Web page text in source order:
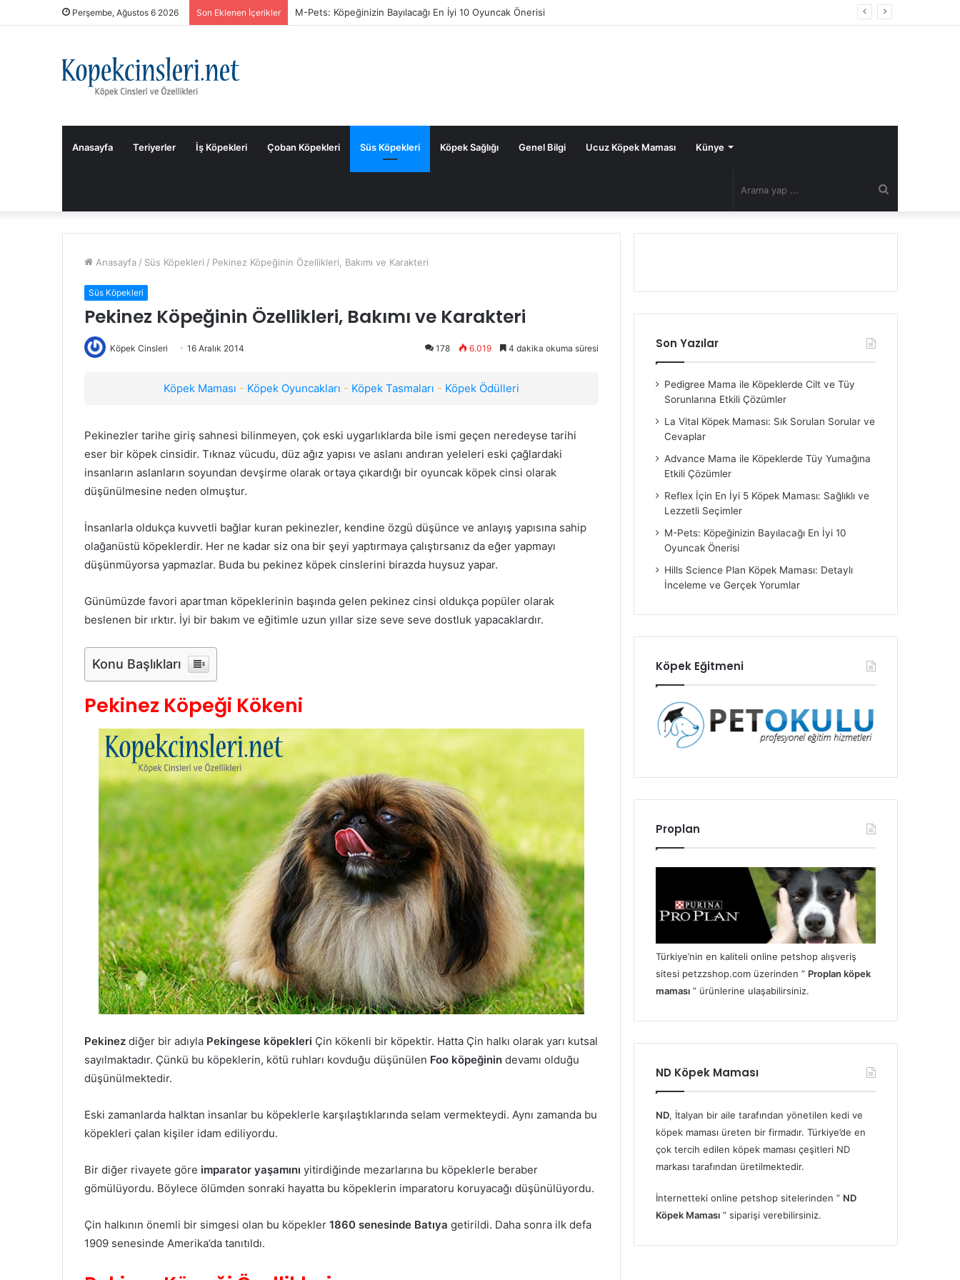
Perşembe, Ağustos 6 2026 Son Eklenen İçerikler Hills Science Plan Köpek Maması: Detaylı İnceleme ve Gerçek Yorumlar
Anasayfa Teriyerler İş Köpekleri Çoban Köpekleri Süs Köpekleri Köpek Sağlığı Genel Bilgi Ucuz Köpek Maması Künye
yap
Anasayfa / Süs Köpekleri / Pekinez Köpeğinin Özellikleri, Bakımı ve Karakteri
Süs Köpekleri
Pekinez Köpeğinin Özellikleri, Bakımı ve Karakteri
Köpek Cinsleri 16 Aralık 2014 178 6.019 4 dakika okuma süresi
Köpek Maması - Köpek Oyuncakları - Köpek Tasmaları - Köpek Ödülleri
Pekinezler tarihe giriş sahnesi bilinmeyen, çok eski uygarlıklarda bile ismi geçen neredeyse tarihi
eser bir köpek cinsidir. Tıknaz vücudu, düz ağız yapısı ve aslanı andıran yeleleri eski çağlardaki
insanların aslanların soyundan devşirme olarak ortaya çıkardığı bir oyuncak köpek cinsi olarak
düşünülmesine neden olmuştur.
İnsanlarla oldukça kuvvetli bağlar kuran pekinezler, kendine özgü düşünce ve anlayış yapısına sahip
olağanüstü köpeklerdir. Her ne kadar siz ona bir şeyi yaptırmaya çalıştırsanız da eğer yapmayı
düşünmüyorsa yapmazlar. Buda bu pekinez köpek cinslerini birazda huysuz yapar.
Günümüzde favori apartman köpeklerinin başında gelen pekinez cinsi oldukça popüler olarak
beslenen bir ırktır. İyi bir bakım ve eğitimle uzun yıllar size seve seve dostluk yapacaklardır.
Konu Başlıkları
Pekinez Köpeği Kökeni
Pekinez diğer bir adıyla Pekingese köpekleri Çin kökenli bir köpektir. Hatta Çin halkı olarak yarı kutsal
sayılmaktadır. Çünkü bu köpeklerin, kötü ruhları kovduğu düşünülen Foo köpeğinin devamı olduğu
düşünülmektedir.
Eski zamanlarda halktan insanlar bu köpeklerle karşılaştıklarında selam vermekteydi. Aynı zamanda bu
köpekleri çalan kişiler idam ediliyordu.
Bir diğer rivayete göre imparator yaşamını yitirdiğinde mezarlarına bu köpeklerle beraber
gömülüyordu. Böylece ölümden sonraki hayatta bu köpeklerin imparatoru koruyacağı düşünülüyordu.
Çin halkının önemli bir simgesi olan bu köpekler 1860 senesinde Batıya getirildi. Daha sonra ilk defa
1909 senesinde Amerika’da tanıtıldı.
Son Yazılar
Pedigree Mama ile Köpeklerde Cilt ve Tüy
Sorunlarına Etkili Çözümler
La Vital Köpek Maması: Sık Sorulan Sorular ve
Cevaplar
Advance Mama ile Köpeklerde Tüy Yumağına
Etkili Çözümler
Reflex İçin En İyi 5 Köpek Maması: Sağlıklı ve
Lezzetli Seçimler
M-Pets: Köpeğinizin Bayılacağı En İyi 10
Oyuncak Önerisi
Hills Science Plan Köpek Maması: Detaylı
İnceleme ve Gerçek Yorumlar
Köpek Eğitmeni
Proplan
Türkiye’nin en kaliteli online petshop alışveriş
sitesi petzzshop.com üzerinden ” Proplan köpek
maması ” ürünlerine ulaşabilirsiniz.
ND Köpek Maması
ND, İtalyan bir aile tarafından yönetilen kedi ve
köpek maması üreten bir firmadır. Türkiye’de en
çok tercih edilen köpek maması çeşitleri ND
markası tarafından üretilmektedir.
İnternetteki online petshop sitelerinden ” ND
Köpek Maması ” siparişi verebilirsiniz.